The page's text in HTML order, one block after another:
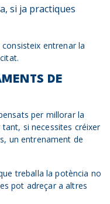
si ja practiques
entrenar la
DE
per millorar la
si necessites créixer
un entrenament de
treballa la potència no
pot adreçar a altres